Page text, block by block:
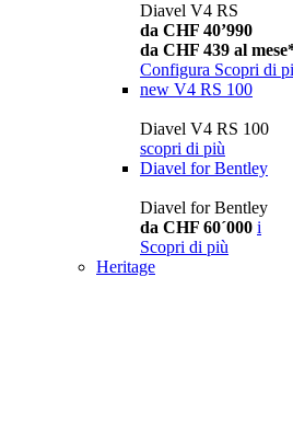
Diavel V4 RS
da CHF 40’990
da CHF 439 al
Configura Scopri di
new V4 RS 100
Diavel V4 RS 100
scopri di più
Diavel for Bentley
Diavel for Bentley
da CHF 60´000 i
Scopri di più
Heritage